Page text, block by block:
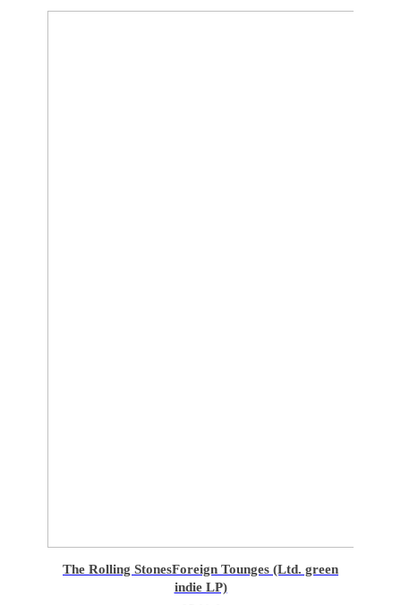
The Rolling StonesForeign Tounges (Ltd. green
indie LP)